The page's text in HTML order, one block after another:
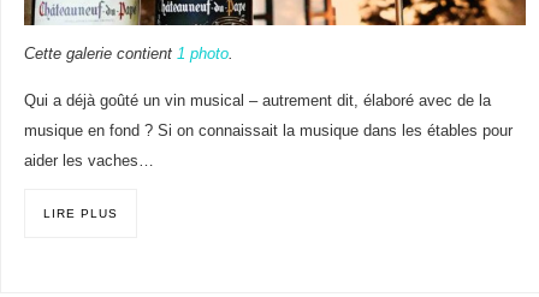
Cette galerie contient 1 photo.
Qui a déjà goûté un vin musical – autrement dit, élaboré avec de la
musique en fond ? Si on connaissait la musique dans les étables pour
aider les vaches…
LIRE PLUS